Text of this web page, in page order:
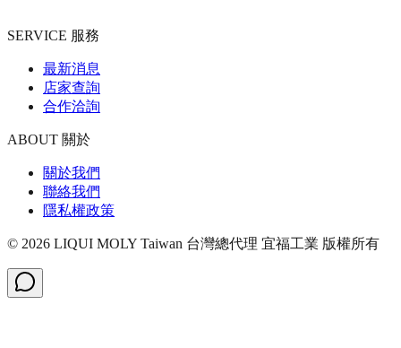
SERVICE 服務
最新消息
店家查詢
合作洽詢
ABOUT 關於
關於我們
聯絡我們
隱私權政策
© 2026 LIQUI MOLY Taiwan 台灣總代理 宜福工業 版權所有